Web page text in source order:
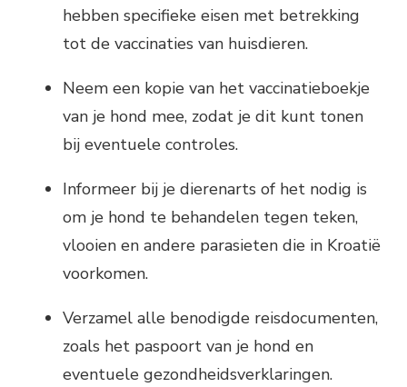
hebben specifieke eisen met betrekking
tot de vaccinaties van huisdieren.
Neem een kopie van het vaccinatieboekje
van je hond mee, zodat je dit kunt tonen
bij eventuele controles.
Informeer bij je dierenarts of het nodig is
om je hond te behandelen tegen teken,
vlooien en andere parasieten die in Kroatië
voorkomen.
Verzamel alle benodigde reisdocumenten,
zoals het paspoort van je hond en
eventuele gezondheidsverklaringen.